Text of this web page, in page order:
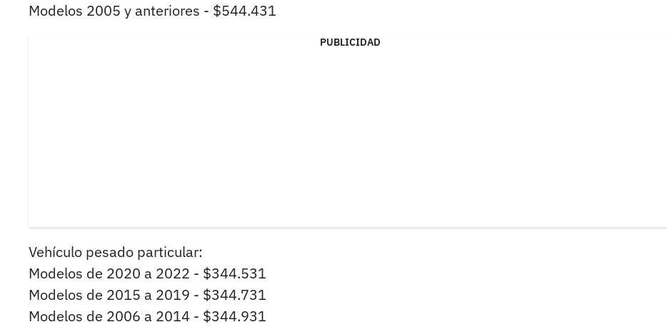
Modelos 2005 y anteriores - $544.431
PUBLICIDAD
Vehículo pesado particular:
Modelos de 2020 a 2022 - $344.531
Modelos de 2015 a 2019 - $344.731
Modelos de 2006 a 2014 - $344.931